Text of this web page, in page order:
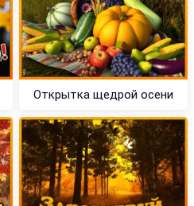
Открытка щедрой осени